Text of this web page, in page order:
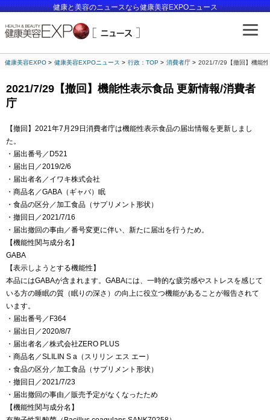
健康と美容のニュースなら健康美容EXPOニュース
健康美容EXPO 健康美容EXPOニュース 行政：TOP 消費者庁 2021/7/29【撤回】機能
2021/7/29【撤回】機能性表示食品 更新情報/消費者
庁
【撤回】2021年7月29日消費者庁は機能性表示食品の届出情報を更新しまし
た。
・届出番号／D521
・届出日／2019/2/6
・届出者名／イワキ株式会社
・商品名／GABA（ギャバ）眠
・食品の区分／加工食品（サプリメント形状）
・撤回日／2021/7/16
・届出撤回の事由／番号変更に伴い、新たに届出を行うため。
【機能性関与成分名】
GABA
【表示しようとする機能性】
本品にはGABAが含まれます。GABAには、一時的な疲労感やストレスを感じて
いる方の睡眠の質（眠りの深さ）の向上に役立つ機能があることが報告されて
います。
・届出番号／F364
・届出日／2020/8/7
・届出者名／株式会社ZERO PLUS
・商品名／SLILIN S a（スリリン エス エー）
・食品の区分／加工食品（サプリメント形状）
・撤回日／2021/7/23
・届出撤回の事由／販売予定がなくなったため
【機能性関与成分名】